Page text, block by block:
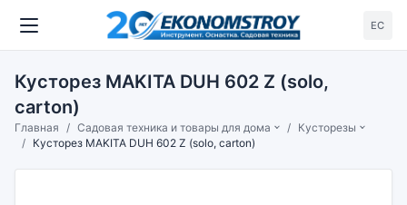
ЕС
Кусторез MAKITA DUH 602 Z (solo,
carton)
Главная Садовая техника и товары для дома
Кусторезы
Кусторез MAKITA DUH 602 Z (solo, carton)